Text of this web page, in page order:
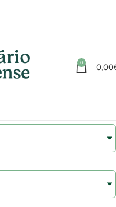
0 0,00